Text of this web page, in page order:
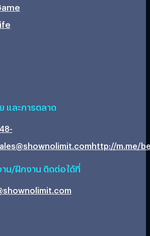
และการตลาด
http://m.me/
น/ฝึกงาน ติดต่อได้ที่